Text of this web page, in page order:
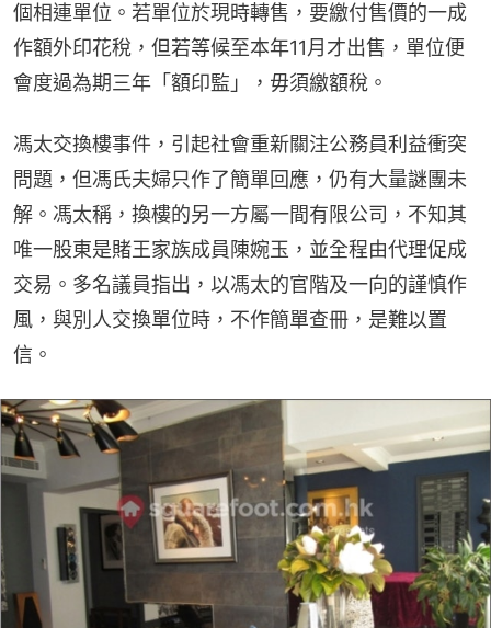
個相連單位。若單位於現時轉售，要繳付售價的一成
作額外印花稅，但若等候至本年11月才出售，單位便
會度過為期三年「額印監」，毋須繳額稅。
馮太交換樓事件，引起社會重新關注公務員利益衝突
問題，但馮氏夫婦只作了簡單回應，仍有大量謎團未
解。馮太稱，換樓的另一方屬一間有限公司，不知其
唯一股東是賭王家族成員陳婉玉，並全程由代理促成
交易。多名議員指出，以馮太的官階及一向的謹慎作
風，與別人交換單位時，不作簡單查冊，是難以置
信。